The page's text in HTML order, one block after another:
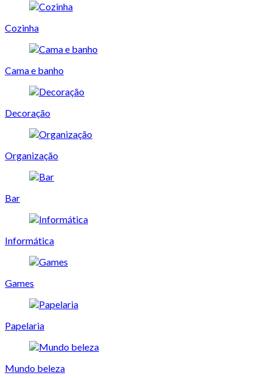
Cozinha
Cama e banho
Decoração
Organização
Bar
Informática
Games
Papelaria
Mundo beleza